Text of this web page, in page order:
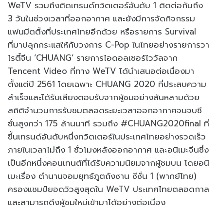
WeTV รวมถึงติดเทรนด์ทวิตเตอร์อันดับ 1 ติดต่อกันถึง
3 วันในช่วงเวลาที่ออกอากาศ และยังมีการจัดกิจกรรม
แฟนมีตติ้งที่ประเทศไทยอีกด้วย หรือรายการ Survival
ที่มาปลุกกระแสให้กับวงการ C-Pop ในไทยอย่างรายการวา
ไรตี้จีน ‘CHUANG’ รายการไอดอลเซอร์ไววัลจาก
Tencent Video ที่ทาง WeTV ได้นำเสนอต่อเนื่องมา
ตั้งแต่ปี 2561 โดยเฉพาะ CHUANG 2020 ที่ประสบความ
สำเร็จและได้รับเสียงตอบรับจากผู้ชมอย่างล้นหลามด้วย
สถิติจำนวนการรับชมตลอดระยะเวลาออกอากาศจนจบซี
ซั่นสูงกว่า 175 ล้านนาที รวมถึง #CHUANG2020final ที่
ขึ้นเทรนด์อันดับหนึ่งทวิตเตอร์ในประเทศไทยอย่างรวดเร็ว
ภายในเวลาไม่ถึง 1 ชั่วโมงหลังออกอากาศ และอนิเมะจีนซึ่ง
เป็นอีกหนึ่งคอนเทนต์ที่ได้รับความนิยมจากผู้ชมบน โดยอนิ
เมะเรื่อง ตำนานจอมยุทธ์ภูตถังซาน ซีซั่น 1 (พากย์ไทย)
ครองแชมป์ยอดวิวสูงสุดใน WeTV ประเทศไทยตลอดกาล
และสามารถดึงผู้ชมใหม่เข้ามาได้อย่างต่อเนื่อง